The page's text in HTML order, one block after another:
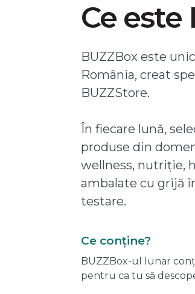
Ce este
BUZZBox este
România, creat
BUZZStore.
În fiecare lună,
produse din
wellness, nutriție,
ambalate cu grijă
testare.
Ce conține?
BUZZBox-ul lunar
pentru ca tu să